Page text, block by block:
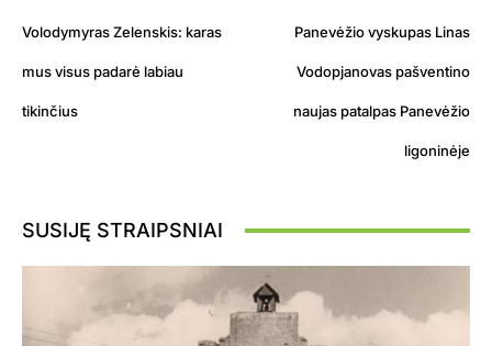
Volodymyras Zelenskis: karas
mus visus padarė labiau
tikinčius
Panevėžio vyskupas Linas
Vodopjanovas pašventino
naujas patalpas Panevėžio
ligoninėje
SUSIJĘ STRAIPSNIAI